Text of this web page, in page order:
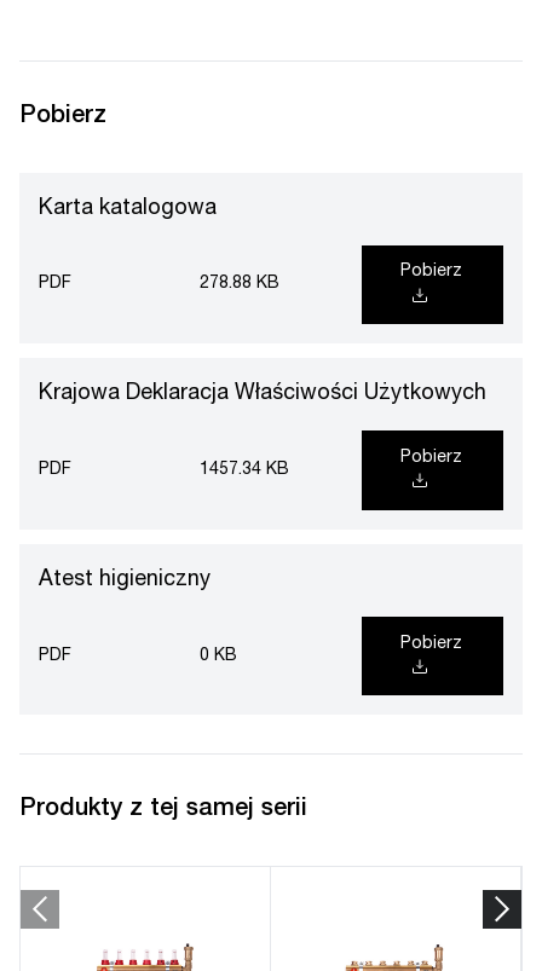
Pobierz
Karta katalogowa
PDF 278.88 KB
Pobierz
Krajowa Deklaracja Właściwości Użytkowych
PDF 1457.34 KB
Pobierz
Atest higieniczny
PDF 0 KB
Pobierz
Produkty z tej samej serii